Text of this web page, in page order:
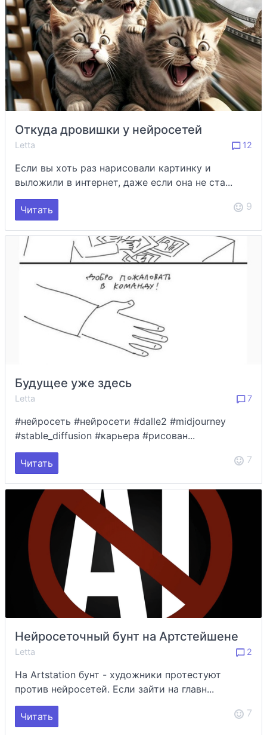
Откуда дровишки у нейросетей
Letta 12
Если вы хоть раз нарисовали картинку и
выложили в интернет, даже если она не ста...
Читать 9
Будущее уже здесь
Letta 7
#нейросеть #нейросети #dalle2 #midjourney
#stable_diffusion #карьера #рисован...
Читать 7
Нейросеточный бунт на Артстейшене
Letta 2
На Artstation бунт - художники протестуют
против нейросетей. Если зайти на главн...
Читать 7